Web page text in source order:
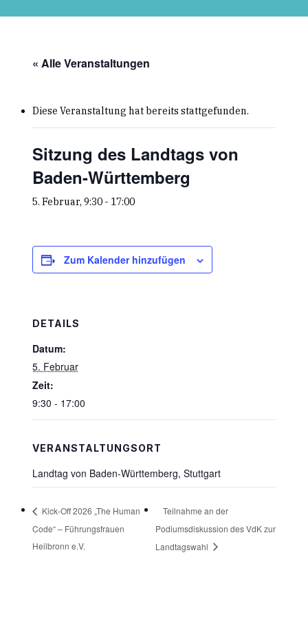
« Alle Veranstaltungen
Diese Veranstaltung hat bereits stattgefunden.
Sitzung des Landtags von
Baden-Württemberg
5. Februar, 9:30- 17:00
Zum Kalender hinzufügen
DETAILS
Datum:
5. Februar
Zeit:
9:30 - 17:00
VERANSTALTUNGSORT
Landtag von Baden-Württemberg, Stuttgart
Kick-Off 2026 „The Human
Code“ – Führungsfrauen
Heilbronn e.V.
Teilnahme an der
Podiumsdiskussion des VdK zur
Landtagswahl